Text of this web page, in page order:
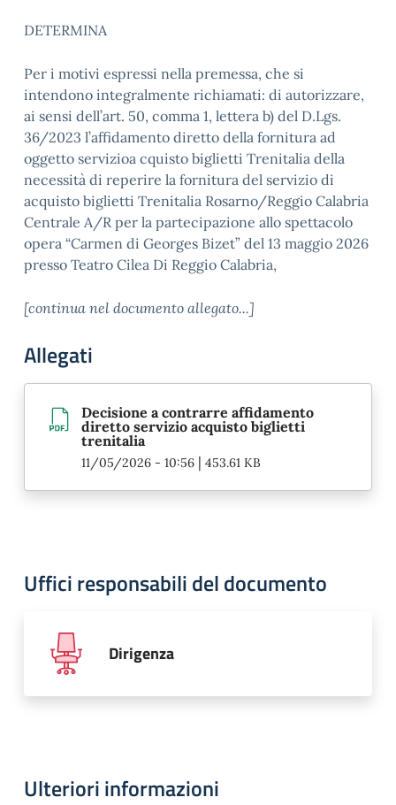
DETERMINA
Per i motivi espressi nella premessa, che si
intendono integralmente richiamati: di autorizzare,
ai sensi dell’art. 50, comma 1, lettera b) del D.Lgs.
36/2023 l’affidamento diretto della fornitura ad
oggetto servizioa cquisto biglietti Trenitalia della
necessità di reperire la fornitura del servizio di
acquisto biglietti Trenitalia Rosarno/Reggio Calabria
Centrale A/R per la partecipazione allo spettacolo
opera “Carmen di Georges Bizet” del 13 maggio 2026
presso Teatro Cilea Di Reggio Calabria,
[continua nel documento allegato...]
Allegati
Decisione a contrarre affidamento
diretto servizio acquisto biglietti
trenitalia
11/05/2026 - 10:56 | 453.61 KB
Uffici responsabili del documento
Dirigenza
Ulteriori informazioni